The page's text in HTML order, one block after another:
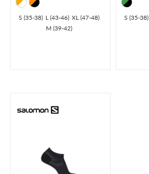
S (35-38) L (43-46) XL (47-48)
M (39-42)
S (35-38)